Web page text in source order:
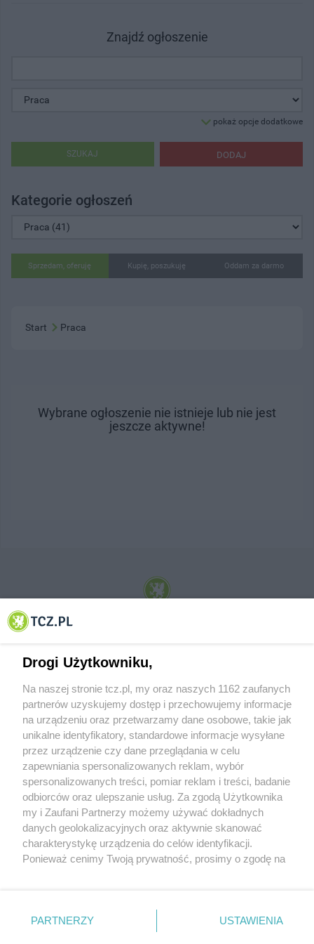
Znajdź ogłoszenie
pokaż opcje dodatkowe
DODAJ
SZUKAJ
Kategorie ogłoszeń
Sprzedam, oferuję Kupię, poszukuję Oddam za darmo
Start Praca
Wybrane ogłoszenie nie istnieje lub nie jest
jeszcze aktywne!
© 2001-2026 Tczew - TCZ.PL Sp. z o.o. Internetowy Serwis Informacyjny Miasta
O FIRMIE POLITYKA PRYWATNOŚCI HOSTING
REKLAMA WSPÓŁPRACA RSS FACEBOOK KONTAKT
Nasze serwisy
Aktualności
Tcz24
Historia miasta
Muzyka i kultura
Archiwum wydarzeń
Zdjęcia miasta
Drogi Użytkowniku,
Na naszej stronie tcz.pl, my oraz naszych 1162 zaufanych
partnerów uzyskujemy dostęp i przechowujemy informacje
na urządzeniu oraz przetwarzamy dane osobowe, takie jak
unikalne identyfikatory, standardowe informacje wysyłane
przez urządzenie czy dane przeglądania w celu
zapewniania spersonalizowanych reklam, wybór
spersonalizowanych treści, pomiar reklam i treści, badanie
odbiorców oraz ulepszanie usług. Za zgodą Użytkownika
my i Zaufani Partnerzy możemy używać dokładnych
danych geolokalizacyjnych oraz aktywnie skanować
charakterystykę urządzenia do celów identyfikacji.
Ponieważ cenimy Twoją prywatność, prosimy o zgodę na
znajdujący się w lewym dolnym rogu strony
. Niektóre
PARTNERZY USTAWIENIA